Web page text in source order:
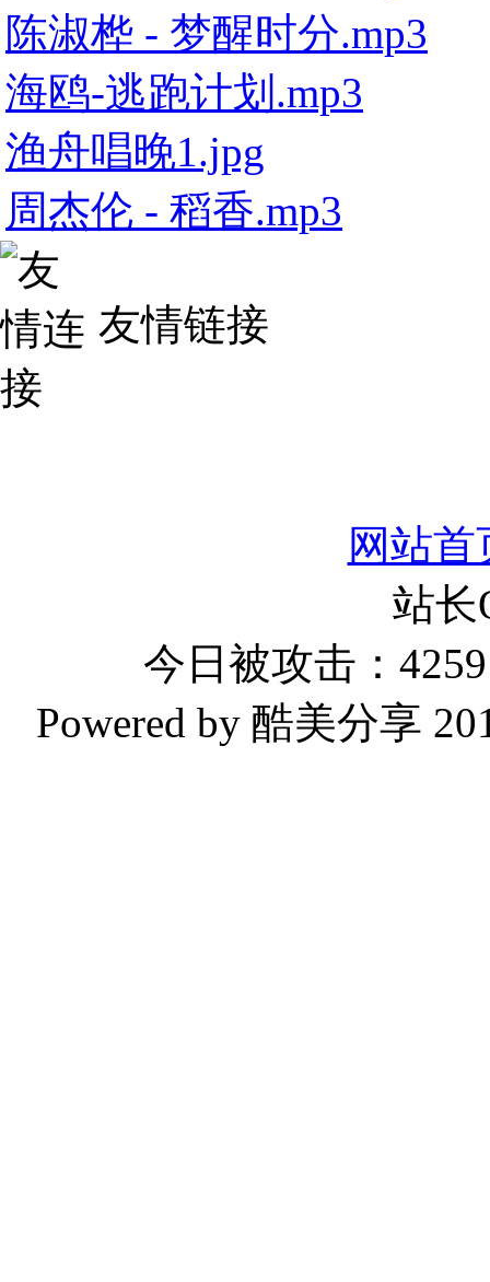
陈淑桦 - 梦醒时分.mp3
海鸥-逃跑计划.mp3
渔舟唱晚1.jpg
周杰伦 - 稻香.mp3
友情链接
网站首
站
今日被攻击：
Powered by 酷美分享